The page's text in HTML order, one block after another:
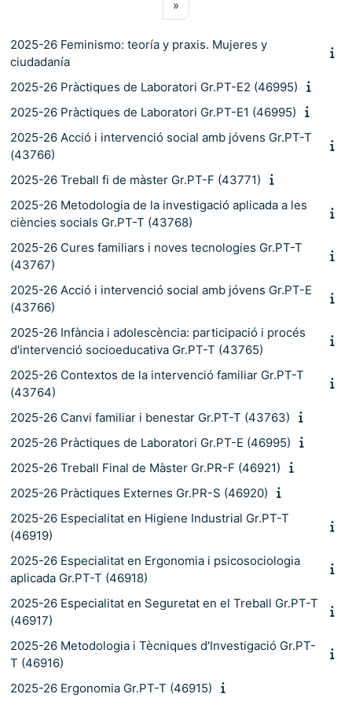
»Pàgina següent
2025-26 Feminismo: teoría y praxis. Mujeres y
ciudadanía
2025-26 Pràctiques de Laboratori Gr.PT-E2 (46995)
2025-26 Pràctiques de Laboratori Gr.PT-E1 (46995)
2025-26 Acció i intervenció social amb jóvens Gr.PT-T
(43766)
2025-26 Treball fi de màster Gr.PT-F (43771)
2025-26 Metodologia de la investigació aplicada a les
ciències socials Gr.PT-T (43768)
2025-26 Cures familiars i noves tecnologies Gr.PT-T
(43767)
2025-26 Acció i intervenció social amb jóvens Gr.PT-E
(43766)
2025-26 Infància i adolescència: participació i procés
d'intervenció socioeducativa Gr.PT-T (43765)
2025-26 Contextos de la intervenció familiar Gr.PT-T
(43764)
2025-26 Canvi familiar i benestar Gr.PT-T (43763)
2025-26 Pràctiques de Laboratori Gr.PT-E (46995)
2025-26 Treball Final de Màster Gr.PR-F (46921)
2025-26 Pràctiques Externes Gr.PR-S (46920)
2025-26 Especialitat en Higiene Industrial Gr.PT-T
(46919)
2025-26 Especialitat en Ergonomia i psicosociologia
aplicada Gr.PT-T (46918)
2025-26 Especialitat en Seguretat en el Treball Gr.PT-T
(46917)
2025-26 Metodologia i Tècniques d'Investigació Gr.PT-
T (46916)
2025-26 Ergonomia Gr.PT-T (46915)